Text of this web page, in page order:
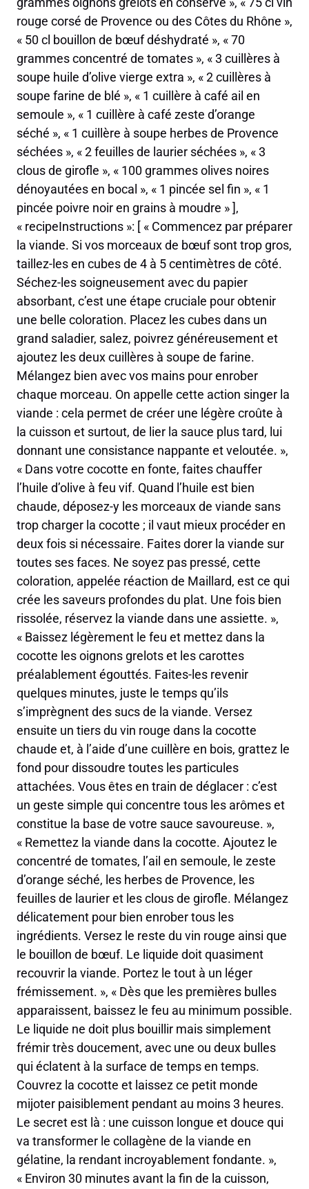
rouge corsé de Provence ou des Côtes du Rhône »,
« 50 cl bouillon de bœuf déshydraté », « 70
grammes concentré de tomates », « 3 cuillères à
soupe huile d’olive vierge extra », « 2 cuillères à
soupe farine de blé », « 1 cuillère à café ail en
semoule », « 1 cuillère à café zeste d’orange
séché », « 1 cuillère à soupe herbes de Provence
séchées », « 2 feuilles de laurier séchées », « 3
clous de girofle », « 100 grammes olives noires
dénoyautées en bocal », « 1 pincée sel fin », « 1
pincée poivre noir en grains à moudre » ],
« recipeInstructions »: [ « Commencez par préparer
la viande. Si vos morceaux de bœuf sont trop gros,
taillez-les en cubes de 4 à 5 centimètres de côté.
Séchez-les soigneusement avec du papier
absorbant, c’est une étape cruciale pour obtenir
une belle coloration. Placez les cubes dans un
grand saladier, salez, poivrez généreusement et
ajoutez les deux cuillères à soupe de farine.
Mélangez bien avec vos mains pour enrober
chaque morceau. On appelle cette action singer la
viande : cela permet de créer une légère croûte à
la cuisson et surtout, de lier la sauce plus tard, lui
donnant une consistance nappante et veloutée. »,
« Dans votre cocotte en fonte, faites chauffer
l’huile d’olive à feu vif. Quand l’huile est bien
chaude, déposez-y les morceaux de viande sans
trop charger la cocotte ; il vaut mieux procéder en
deux fois si nécessaire. Faites dorer la viande sur
toutes ses faces. Ne soyez pas pressé, cette
coloration, appelée réaction de Maillard, est ce qui
crée les saveurs profondes du plat. Une fois bien
rissolée, réservez la viande dans une assiette. »,
« Baissez légèrement le feu et mettez dans la
cocotte les oignons grelots et les carottes
préalablement égouttés. Faites-les revenir
quelques minutes, juste le temps qu’ils
s’imprègnent des sucs de la viande. Versez
ensuite un tiers du vin rouge dans la cocotte
chaude et, à l’aide d’une cuillère en bois, grattez le
fond pour dissoudre toutes les particules
attachées. Vous êtes en train de déglacer : c’est
un geste simple qui concentre tous les arômes et
constitue la base de votre sauce savoureuse. »,
« Remettez la viande dans la cocotte. Ajoutez le
concentré de tomates, l’ail en semoule, le zeste
d’orange séché, les herbes de Provence, les
feuilles de laurier et les clous de girofle. Mélangez
délicatement pour bien enrober tous les
ingrédients. Versez le reste du vin rouge ainsi que
le bouillon de bœuf. Le liquide doit quasiment
recouvrir la viande. Portez le tout à un léger
frémissement. », « Dès que les premières bulles
apparaissent, baissez le feu au minimum possible.
Le liquide ne doit plus bouillir mais simplement
frémir très doucement, avec une ou deux bulles
qui éclatent à la surface de temps en temps.
Couvrez la cocotte et laissez ce petit monde
mijoter paisiblement pendant au moins 3 heures.
Le secret est là : une cuisson longue et douce qui
va transformer le collagène de la viande en
gélatine, la rendant incroyablement fondante. »,
« Environ 30 minutes avant la fin de la cuisson,